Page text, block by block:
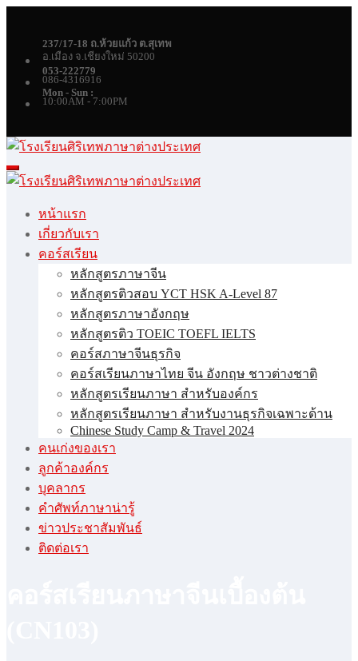
237/17-18 ถ.ห้วยแก้ว ต.สุเทพ
อ.เมือง จ.เชียงใหม่ 50200
053-222779
086-4316916
Mon - Sun :
10:00AM - 7:00PM
หน้าแรก
เกี่ยวกับเรา
คอร์สเรียน
หลักสูตรภาษาจีน
หลักสูตรติวสอบ YCT HSK A-Level 87
หลักสูตรภาษาอังกฤษ
หลักสูตรติว TOEIC TOEFL IELTS
คอร์สภาษาจีนธุรกิจ
คอร์สเรียนภาษาไทย จีน อังกฤษ ชาวต่างชาติ
หลักสูตรเรียนภาษา สำหรับองค์กร
หลักสูตรเรียนภาษา สำหรับงานธุรกิจเฉพาะด้าน
Chinese Study Camp & Travel 2024
คนเก่งของเรา
ลูกค้าองค์กร
บุคลากร
คําศัพท์ภาษาน่ารู้
ข่าวประชาสัมพันธ์
ติดต่อเรา